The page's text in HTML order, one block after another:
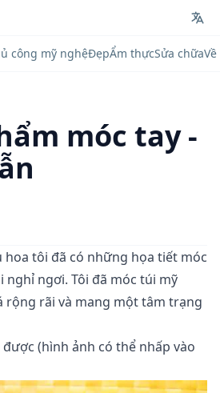
công mỹ nghệĐẹpẨm thựcSửa chữa
móc tay -
hoa tôi đã có những họa tiết móc
nghỉ ngơi. Tôi đã móc túi mỹ
rộng rãi và mang một tâm trạng
(hình ảnh có thể nhấp vào